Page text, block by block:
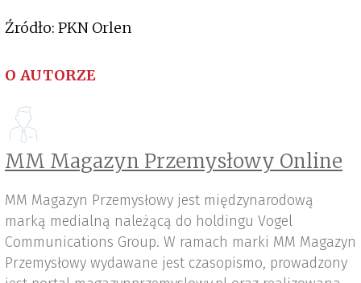
Źródło: PKN Orlen
O AUTORZE
MM Magazyn Przemysłowy Online
MM Magazyn Przemysłowy jest międzynarodową
marką medialną należącą do holdingu Vogel
Communications Group. W ramach marki MM Magazyn
Przemysłowy wydawane jest czasopismo, prowadzony